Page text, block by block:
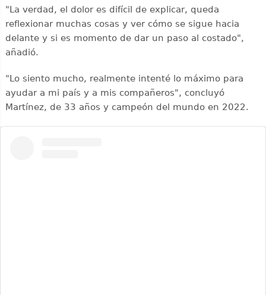
"La verdad, el dolor es difícil de explicar, queda
reflexionar muchas cosas y ver cómo se sigue hacia
delante y si es momento de dar un paso al costado",
añadió.
"Lo siento mucho, realmente intenté lo máximo para
ayudar a mi país y a mis compañeros", concluyó
Martínez, de 33 años y campeón del mundo en 2022.